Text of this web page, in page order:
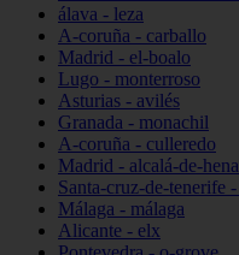
álava - leza
A-coruña - carballo
Madrid - el-boalo
Lugo - monterroso
Asturias - avilés
Granada - monachil
A-coruña - culleredo
Madrid - alcalá-de-
Santa-cruz-de-tenerife
Málaga - málaga
Alicante - elx